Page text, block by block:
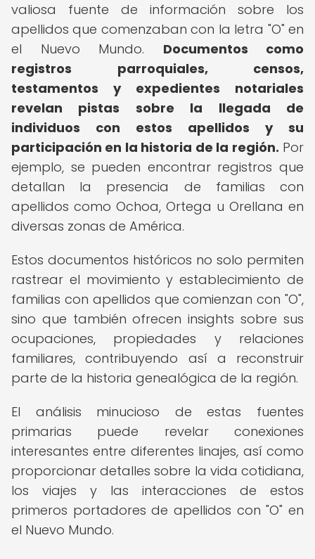
valiosa fuente de información sobre los
apellidos que comenzaban con la letra "O" en
el Nuevo Mundo. Documentos como
registros parroquiales, censos,
testamentos y expedientes notariales
revelan pistas sobre la llegada de
individuos con estos apellidos y su
participación en la historia de la región. Por
ejemplo, se pueden encontrar registros que
detallan la presencia de familias con
apellidos como Ochoa, Ortega u Orellana en
diversas zonas de América.
Estos documentos históricos no solo permiten
rastrear el movimiento y establecimiento de
familias con apellidos que comienzan con "O",
sino que también ofrecen insights sobre sus
ocupaciones, propiedades y relaciones
familiares, contribuyendo así a reconstruir
parte de la historia genealógica de la región.
El análisis minucioso de estas fuentes
primarias puede revelar conexiones
interesantes entre diferentes linajes, así como
proporcionar detalles sobre la vida cotidiana,
los viajes y las interacciones de estos
primeros portadores de apellidos con "O" en
el Nuevo Mundo.